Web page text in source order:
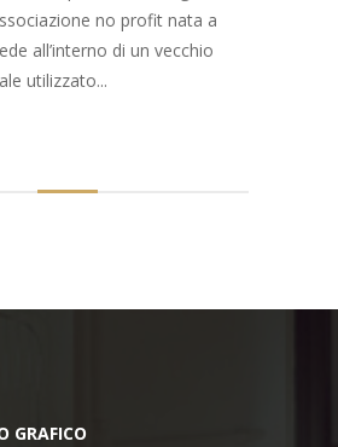
no profit nata a
all’interno di un vecchio
utilizzato...
GRAFICO